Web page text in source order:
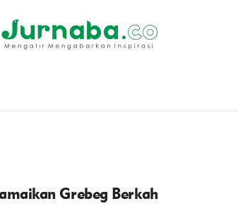
Grebeg Berkah